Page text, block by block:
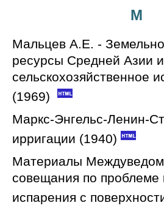
М
Мальцев А.Е. -
ресурсы Средней Азии
сельскохозяйственное
(1969)
Маркс-Энгельс-Ленин-
ирригации (1940)
Материалы
совещания по проблеме
испарения с